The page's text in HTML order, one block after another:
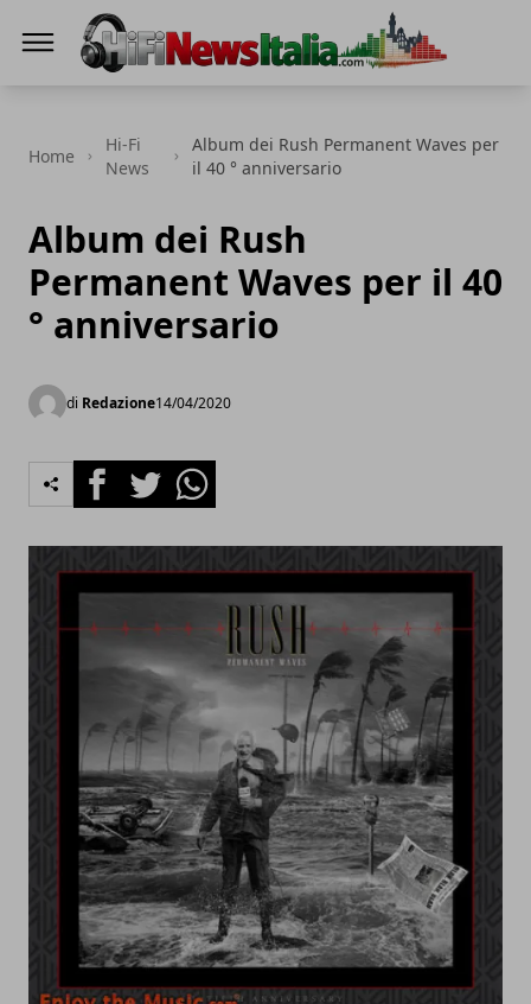
Home
Hi-Fi
News
Album dei Rush Permanent Waves per
il 40 ° anniversario
Album dei Rush
Permanent Waves per il 40
° anniversario
di Redazione14/04/2020
FacebookTwitterWhatsapp